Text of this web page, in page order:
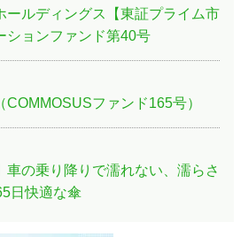
ールディングス【東証プライム市
ションファンド第40号
COMMOSUSファンド165号）
車の乗り降りで濡れない、濡らさ
日快適な傘